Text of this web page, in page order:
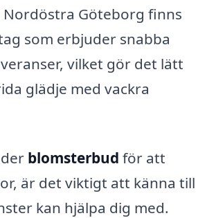
Nordöstra Göteborg finns
som erbjuder snabba
vilket gör det lätt
glädje med vackra
blomsterbud för att
är det viktigt att känna till
kan hjälpa dig med.